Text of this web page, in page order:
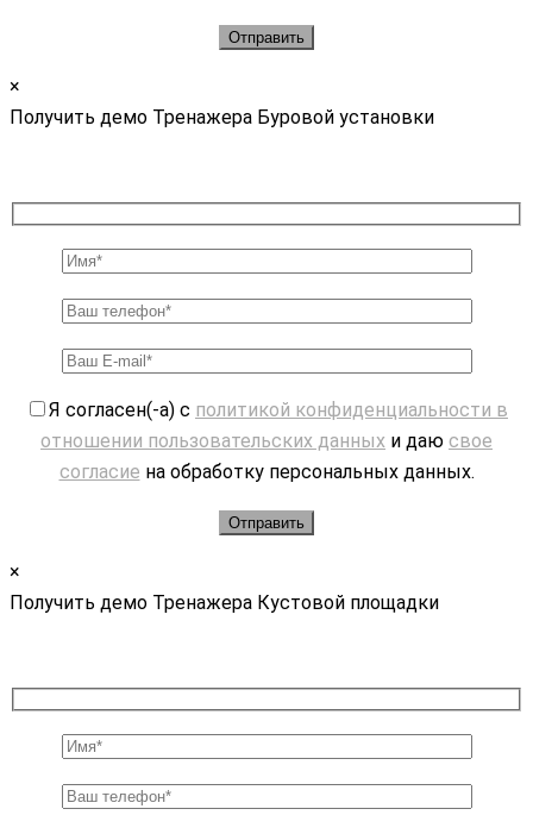
×
Получить демо Тренажера Буровой установки
Я согласен(-а) с политикой конфиденциальности в
отношении пользовательских данных и даю свое
согласие на обработку персональных данных.
×
Получить демо Тренажера Кустовой площадки